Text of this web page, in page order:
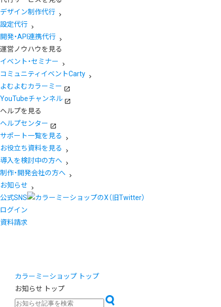
デザイン制作代行
設定代行
開発・API連携代行
運営ノウハウを見る
イベント・セミナー
コミュニティイベントCarty
よむよむカラーミー
YouTubeチャンネル
ヘルプを見る
ヘルプセンター
サポート一覧を見る
お役立ち資料を見る
導入を検討中の方へ
制作・開発会社の方へ
お知らせ
公式SNS
ログイン
資料請求
カラーミーショップ トップ
お知らせ トップ